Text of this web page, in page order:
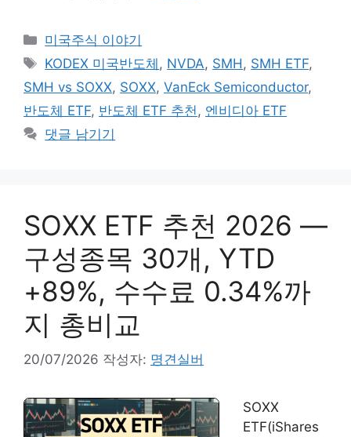
카
테
리
미국주식 이야기
태
그
KODEX 미국반도체 , NVDA, SMH, SMH ETF,
SMH vs SOXX, SOXX, VanEck Semiconductor,
반도체 ETF, 반도체 ETF 추천, 엔비디아 ETF
댓글 남기기
SOXX ETF 추천 2026 —
구성종목 30개, YTD
+89%, 수수료 0.34%까
지 총비교
20/07/2026 작성자: 명견실버
SOXX
ETF(iShares